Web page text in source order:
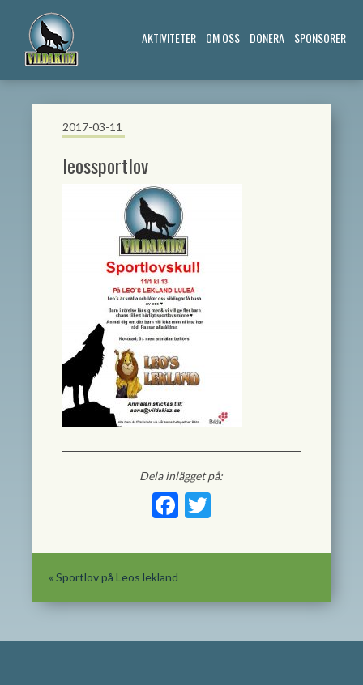
AKTIVITETER OM OSS DONERA SPONSORER
2017-03-11
leossportlov
Dela inlägget på:
Facebook
Twitter
« Sportlov på Leos lekland